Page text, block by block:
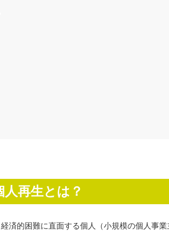
人再生とは？
済的困難に直面する個人（小規模の個人事